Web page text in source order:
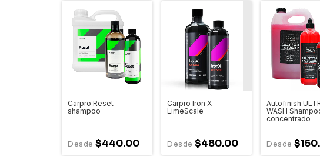
Carpro Reset
shampoo
$440.00
Carpro Iron X
LimeScale
$480.00
Autofinish
WASH
concentrado